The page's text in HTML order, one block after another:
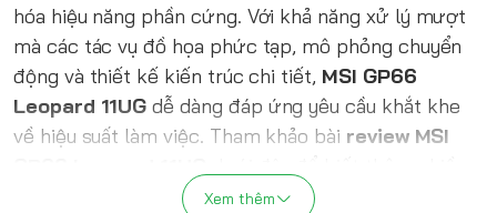
hóa hiệu năng phần cứng. Với khả năng xử lý mượt
mà các tác vụ đồ họa phức tạp, mô phỏng chuyển
động và thiết kế kiến trúc chi tiết, MSI GP66
Leopard 11UG dễ dàng đáp ứng yêu cầu khắt khe
về hiệu suất làm việc. Tham khảo bài review MSI
thông tin về sản phẩm.Xem thêm